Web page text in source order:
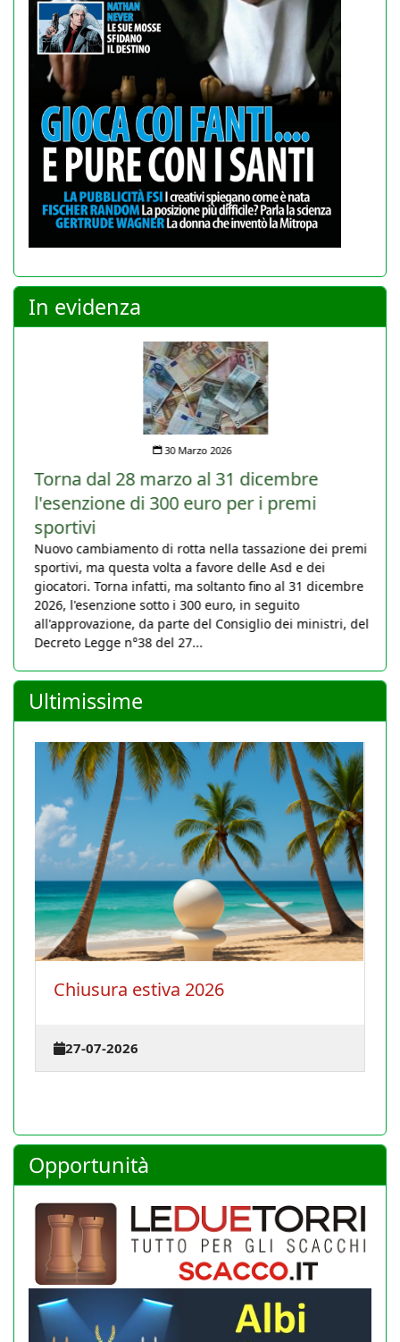
In evidenza
30 Marzo 2026
Torna dal 28 marzo al 31 dicembre
l'esenzione di 300 euro per i premi
sportivi
Nuovo cambiamento di rotta nella tassazione dei premi
sportivi, ma questa volta a favore delle Asd e dei
giocatori. Torna infatti, ma soltanto fino al 31 dicembre
2026, l'esenzione sotto i 300 euro, in seguito
all'approvazione, da parte del Consiglio dei ministri, del
Decreto Legge n°38 del 27...
Ultimissime
La Conferenza degli istruttori
23-07-2026
Opportunità